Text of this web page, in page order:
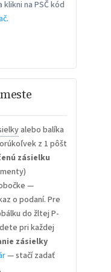
na PSČ kód
.
alebo balíka
z 1 pôšt
zásielku
—
o podaní. Pre
do žltej P-
pri každej
zásielky
— stačí zadať